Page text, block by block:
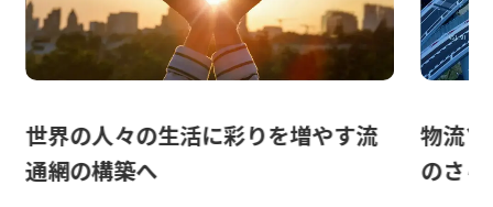
世界の人々の生活に彩りを増やす流
通網の構築へ
物流
のさ